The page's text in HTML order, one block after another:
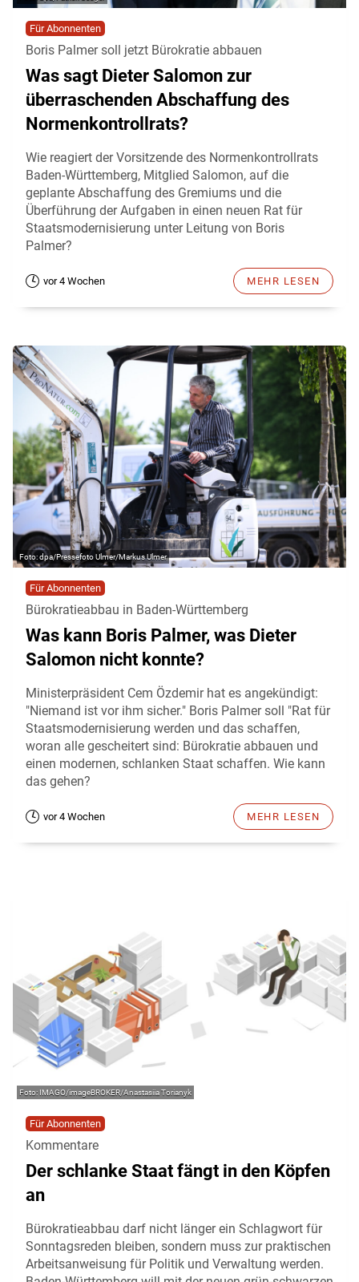
Für Abonnenten
Boris Palmer soll jetzt Bürokratie abbauen
Was sagt Dieter Salomon zur
überraschenden Abschaffung des
Normenkontrollrats?
Wie reagiert der Vorsitzende des Normenkontrollrats
Baden-Württemberg, Mitglied Salomon, auf die
geplante Abschaffung des Gremiums und die
Überführung der Aufgaben in einen neuen Rat für
Staatsmodernisierung unter Leitung von Boris
Palmer?
vor 4 Wochen MEHR LESEN
dpa/Pressefoto Ulmer/Markus Ulmer
Für Abonnenten
Bürokratieabbau in Baden-Württemberg
Was kann Boris Palmer, was Dieter
Salomon nicht konnte?
Ministerpräsident Cem Özdemir hat es angekündigt:
"Niemand ist vor ihm sicher." Boris Palmer soll "Rat für
Staatsmodernisierung werden und das schaffen,
woran alle gescheitert sind: Bürokratie abbauen und
einen modernen, schlanken Staat schaffen. Wie kann
das gehen?
vor 4 Wochen MEHR LESEN
IMAGO/imageBROKER/Anastasiia Torianyk
Für Abonnenten
Kommentare
Der schlanke Staat fängt in den Köpfen
an
Bürokratieabbau darf nicht länger ein Schlagwort für
Sonntagsreden bleiben, sondern muss zur praktischen
Arbeitsanweisung für Politik und Verwaltung werden.